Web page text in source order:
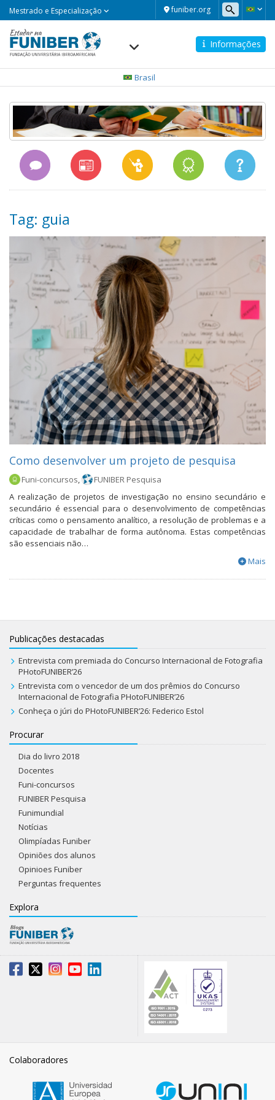
funiber.org
Mestrado e Especialização
Informações
Brasil
Tag: guia
Como desenvolver um projeto de pesquisa
Funi-concursos,
FUNIBER Pesquisa
A realização de projetos de investigação no ensino secundário e
secundário é essencial para o desenvolvimento de competências
críticas como o pensamento analítico, a resolução de problemas e a
capacidade de trabalhar de forma autônoma. Estas competências
são essenciais não…
Mais
Publicações destacadas
Entrevista com premiada do Concurso Internacional de Fotografia
PHotoFUNIBER’26
Entrevista com o vencedor de um dos prêmios do Concurso
Internacional de Fotografia PHotoFUNIBER’26
Conheça o júri do PHotoFUNIBER’26: Federico Estol
Procurar
Dia do livro 2018
Docentes
Funi-concursos
FUNIBER Pesquisa
Funimundial
Notícias
Olimpíadas Funiber
Opiniões dos alunos
Opinioes Funiber
Perguntas frequentes
Explora
Colaboradores